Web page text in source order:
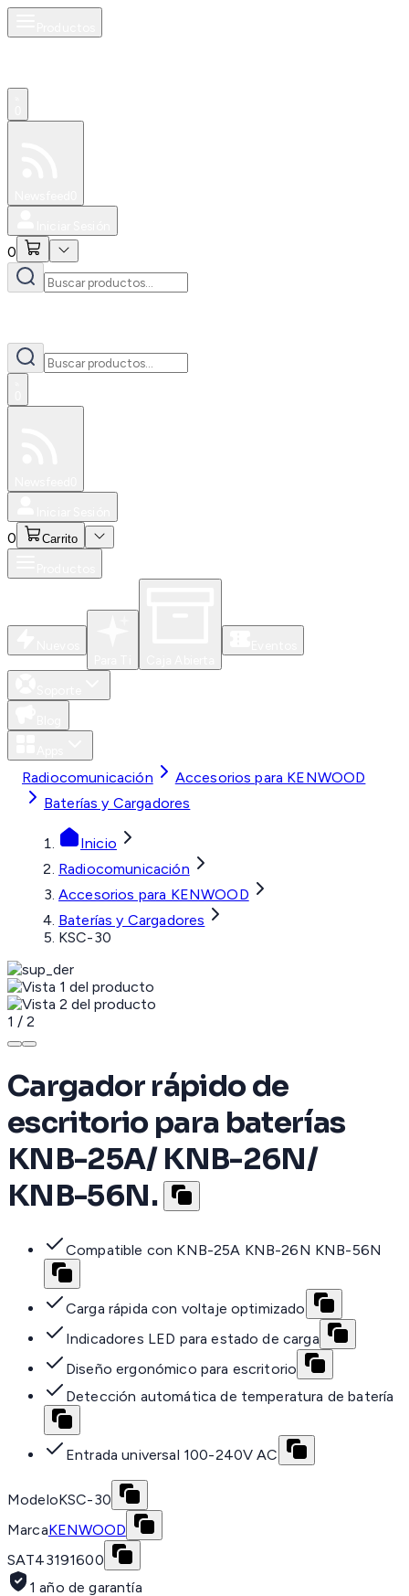
0
0 Carrito
Radiocomunicación
Accesorios para KENWOOD
Baterías y Cargadores
Inicio
Radiocomunicación
Accesorios para KENWOOD
Baterías y Cargadores
KSC-30
1 / 2
Cargador rápido de
escritorio para baterías
KNB-25A/ KNB-26N/
KNB-56N.
Compatible con KNB-25A KNB-26N KNB-56N
Carga rápida con voltaje optimizado
Indicadores LED para estado de carga
Diseño ergonómico para escritorio
Detección automática de temperatura de batería
Entrada universal 100-240V AC
ModeloKSC-30
MarcaKENWOOD
SAT43191600
1 año de garantía